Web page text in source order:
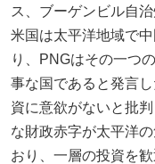
ス、ブーゲンビル自
米国は太平洋地域で
り、PNGはその一つ
事な国であると発言
資に意欲がないと批
な財政赤字が太平洋
おり、一層の投資を